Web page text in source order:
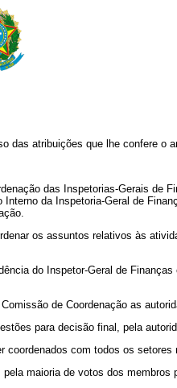
das atribuições que lhe confere o
das Inspetorias-Gerais de
Interno da Inspetoria-Geral de
os assuntos relativos às
do Inspetor-Geral de Finanças
de Coordenação as
para decisão final, pela
com todos os setores
maioria de votos dos membros